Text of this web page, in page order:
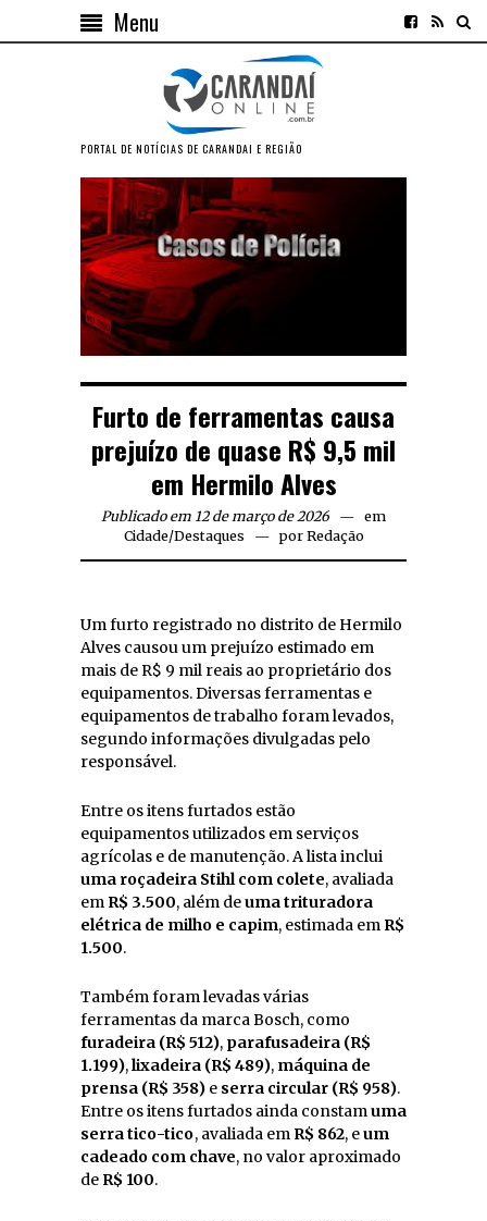
Menu
PORTAL DE NOTÍCIAS DE CARANDAI E REGIÃO
Furto de ferramentas causa
prejuízo de quase R$ 9,5 mil
em Hermilo Alves
Publicado em 12 de março de 2026
em
Cidade/Destaques por Redação
Um furto registrado no distrito de Hermilo
Alves causou um prejuízo estimado em
mais de R$ 9 mil reais ao proprietário dos
equipamentos. Diversas ferramentas e
equipamentos de trabalho foram levados,
segundo informações divulgadas pelo
responsável.
Entre os itens furtados estão
equipamentos utilizados em serviços
agrícolas e de manutenção. A lista inclui
uma roçadeira Stihl com colete, avaliada
em R$ 3.500, além deuma trituradora
elétrica de milho e capim, estimada em R$
1.500.
Também foram levadas várias
ferramentas da marca Bosch, como
furadeira (R$ 512), parafusadeira (R$
1.199),lixadeira (R$ 489), máquina de
prensa (R$ 358) e serra circular (R$ 958).
Entre os itens furtados ainda constamuma
serra tico-tico, avaliada em R$ 862, eum
cadeado com chave, no valor aproximado
de R$ 100.